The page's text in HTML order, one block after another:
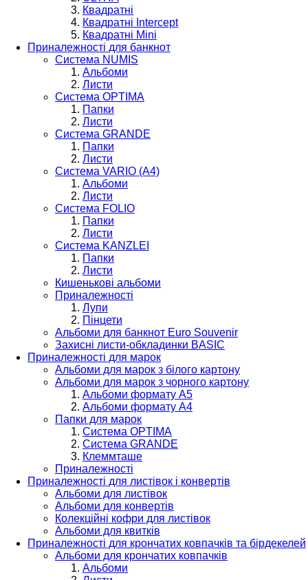
Квадратні
Квадратні Intercept
Квадратні Mini
Приналежності для банкнот
Система NUMIS
Альбоми
Листи
Система OPTIMA
Папки
Листи
Система GRANDE
Папки
Листи
Система VARIO (A4)
Альбоми
Листи
Система FOLIO
Папки
Листи
Система KANZLEI
Папки
Листи
Кишенькові альбоми
Приналежності
Лупи
Пінцети
Альбоми для банкнот Euro Souvenir
Захисні листи-обкладинки BASIC
Приналежності для марок
Альбоми для марок з білого картону
Альбоми для марок з чорного картону
Альбоми формату А5
Альбоми формату А4
Папки для марок
Система OPTIMA
Система GRANDE
Клеммташе
Приналежності
Приналежності для листівок і конвертів
Альбоми для листівок
Альбоми для конвертів
Колекційні кофри для листівок
Альбоми для квитків
Приналежності для крончатих ковпачків та бірдекелей
Альбоми для крончатих ковпачків
Альбоми